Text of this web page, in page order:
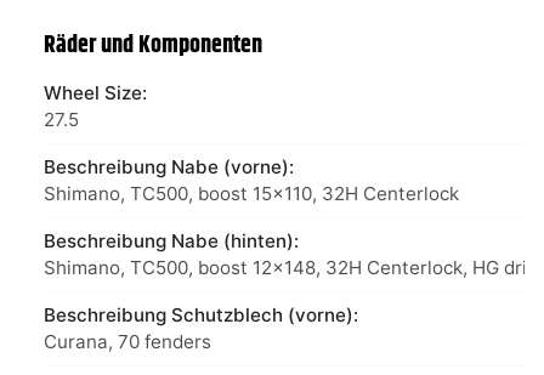
Räder und Komponenten
Wheel Size:
27.5
Beschreibung Nabe (vorne):
Shimano, TC500, boost 15x110, 32H Centerlock
Beschreibung Nabe (hinten):
Shimano, TC500, boost 12x148, 32H Centerlock, HG
Beschreibung Schutzblech (vorne):
Curana, 70 fenders